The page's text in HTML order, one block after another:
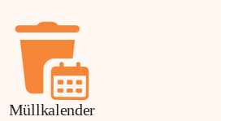
Müllkalender